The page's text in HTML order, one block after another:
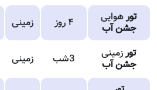
تورهوایی
جشن آب
۴ روز زمینی
تورزمینی
جشن آب
3شب زمینی